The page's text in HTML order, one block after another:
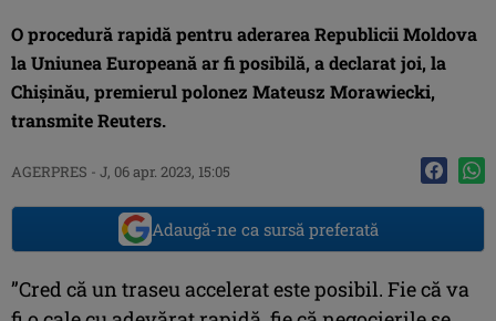
O procedură rapidă pentru aderarea Republicii Moldova
la Uniunea Europeană ar fi posibilă, a declarat joi, la
Chişinău, premierul polonez Mateusz Morawiecki,
transmite Reuters.
AGERPRES - J, 06 apr. 2023, 15:05
Adaugă-ne ca sursă preferată
”Cred că un traseu accelerat este posibil. Fie că va